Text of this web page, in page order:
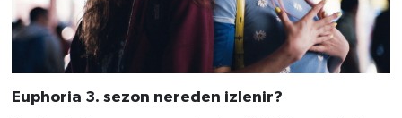
Euphoria 3. sezon nereden izlenir?